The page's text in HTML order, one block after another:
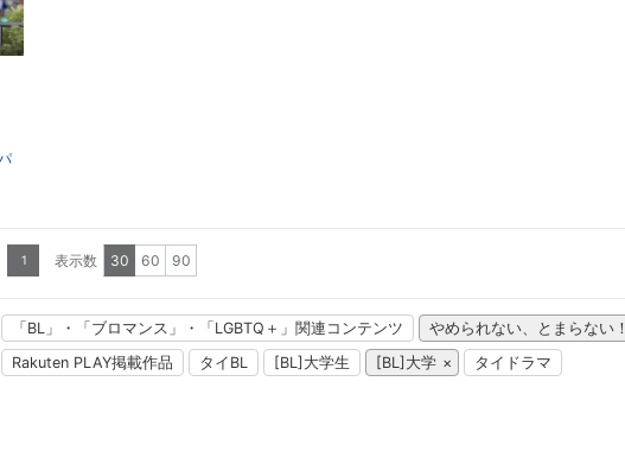
1 表示数 30 60 90
「BL」・「ブロマンス」・「LGBTQ＋」関連コンテンツ やめられない、とまらない！
Rakuten PLAY掲載作品
タイBL [BL]大学生 [BL]大学 タイドラマ